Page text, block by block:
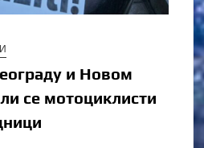
и Новом
се мотоциклисти